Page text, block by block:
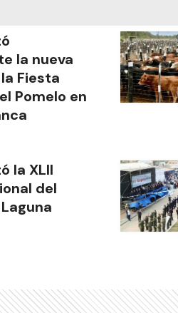
la nueva
Fiesta
Pomelo en
la XLII
del